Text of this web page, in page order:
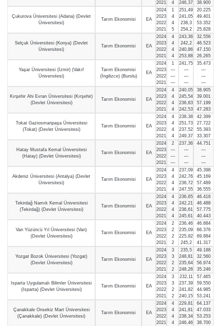
2021
4
246,37
38.900
Çukurova Üniversitesi (Adana) (Devlet
Üniversitesi)
Tarım Ekonomisi EA
2024
2023
2022
2021
1
4
4
5
251,49
241,05
238,3
254,2
20.225
49.401
53.352
25.828
Selçuk Üniversitesi (Konya) (Devlet
Üniversitesi)
Tarım Ekonomisi EA
2024
2023
2022
2021
4
4
4
4
243,36
242,2
240,86
253,88
32.556
46.523
47.150
26.265
Yaşar Üniversitesi (İzmir) (Vakıf
Üniversitesi)
Tarım Ekonomisi
(İngilizce) (Burslu)
EA
2024
2023
2022
2021
1
—
—
—
241,75
—
—
—
35.473
—
—
—
Kırşehir Ahi Evran Üniversitesi (Kırşehir)
(Devlet Üniversitesi)
Tarım Ekonomisi EA
2024
2023
2022
2021
4
4
4
4
240,05
245,54
236,83
242,53
38.905
39.001
57.199
47.283
Tokat Gaziosmanpaşa Üniversitesi
(Tokat) (Devlet Üniversitesi)
Tarım Ekonomisi EA
2024
2023
2022
2021
4
4
4
4
238,38
251,73
237,52
249,37
42.399
27.722
55.393
33.307
Hatay Mustafa Kemal Üniversitesi
(Hatay) (Devlet Üniversitesi)
Tarım Ekonomisi EA
2024
2023
2022
2021
2
—
—
—
237,36
—
—
—
44.751
—
—
—
Akdeniz Üniversitesi (Antalya) (Devlet
Üniversitesi)
Tarım Ekonomisi EA
2024
2023
2022
2021
4
4
4
4
237,09
242,76
236,72
247,55
45.398
45.169
57.489
36.555
Tekirdağ Namık Kemal Üniversitesi
(Tekirdağ) (Devlet Üniversitesi)
Tarım Ekonomisi EA
2024
2023
2022
2021
4
4
4
4
236,65
242,21
236,61
245,61
46.416
46.488
57.775
40.443
Van Yüzüncü Yıl Üniversitesi (Van)
(Devlet Üniversitesi)
Tarım Ekonomisi EA
2024
2023
2022
2021
2
2
2
2
236,46
235,09
225,92
245,2
46.884
66.376
69.884
41.317
Yozgat Bozok Üniversitesi (Yozgat)
(Devlet Üniversitesi)
Tarım Ekonomisi EA
2024
2023
2022
2021
3
3
2
2
235,5
248,81
235,64
248,26
49.188
32.560
56.974
35.246
Isparta Uygulamalı Bilimler Üniversitesi
(Isparta) (Devlet Üniversitesi)
Tarım Ekonomisi EA
2024
2023
2022
2021
3
3
2
2
232,11
237,39
241,82
240,15
57.465
59.550
44.985
53.241
Çanakkale Onsekiz Mart Üniversitesi
(Çanakkale) (Devlet Üniversitesi)
Tarım Ekonomisi EA
2024
2023
2022
2021
4
4
4
4
229,81
241,81
238,34
246,46
64.137
47.033
53.253
38.700